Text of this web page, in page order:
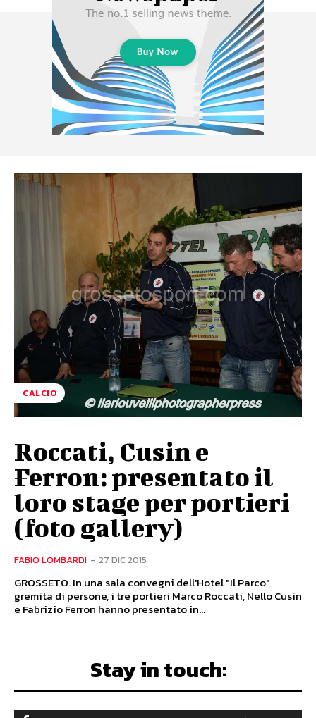
CALCIO
Roccati, Cusin e
Ferron: presentato il
loro stage per portieri
(foto gallery)
FABIO LOMBARDI - 27 DIC 2015
GROSSETO. In una sala convegni dell'Hotel "Il Parco"
gremita di persone, i tre portieri Marco Roccati, Nello Cusin
e Fabrizio Ferron hanno presentato in...
Stay in touch: